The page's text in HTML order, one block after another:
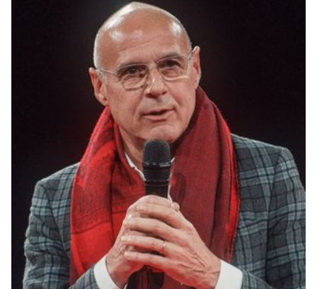
Unser Netzwerk
Unsere Gemeinschaft